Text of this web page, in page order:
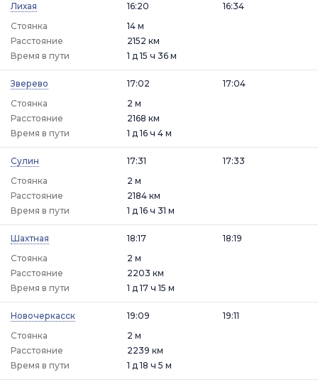
Лихая
16:20
Стоянка
14 м
16:34
Расстояние
2152 км
Время в пути
1 д 15 ч 36 м
Зверево
17:02
Стоянка
2 м
17:04
Расстояние
2168 км
Время в пути
1 д 16 ч 4 м
Сулин
17:31
Стоянка
2 м
17:33
Расстояние
2184 км
Время в пути
1 д 16 ч 31 м
Шахтная
18:17
Стоянка
2 м
18:19
Расстояние
2203 км
Время в пути
1 д 17 ч 15 м
Новочеркасск
19:09
Стоянка
2 м
19:11
Расстояние
2239 км
Время в пути
1 д 18 ч 5 м